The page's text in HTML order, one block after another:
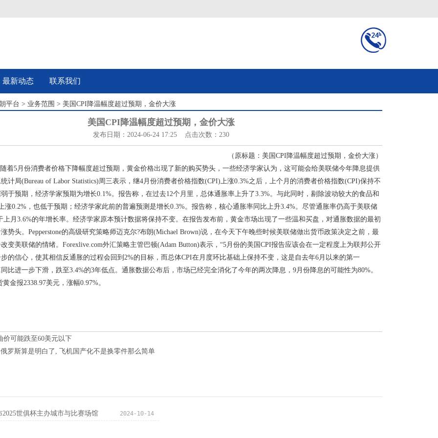
最新动态 联系我们
平台 > 业务范围 > 美国CPI降温幅度超过预期，金价大涨
美国CPI降温幅度超过预期，金价大涨
发布日期：2024-06-24 17:25 点击次数：230
（原标题：美国CPI降温幅度超过预期，金价大涨）
5月份消费者价格下降幅度超过预期，黄金价格出现了新的购买势头，一些经济学家认为，这可能会给美联储今年降息提供
计局(Bureau of Labor Statistics)周三表示，继4月份消费者价格指数(CPI)上涨0.3%之后，上个月的消费者价格指数(CPI)保持不
于预期，经济学家预期为增长0.1%。报告称，在过去12个月里，总体通胀率上升了3.3%。与此同时，剔除波动较大的食品和
涨0.2%，也低于预期；经济学家此前的普遍预测是增长0.3%。报告称，核心通胀率同比上升3.4%。尽管通胀率仍高于美联储
上月3.6%的年增长率。经济学家原本预计数据将保持不变。在报告发布前，黄金市场出现了一些温和买盘，对通胀数据的最初
势头。Pepperstone的高级研究策略师迈克尔?布朗(Michael Brown)说，在今天下午晚些时候美联储做出货币政策决定之前，最
变美联储的情绪。Forexlive.com外汇策略主管巴顿(Adam Button)表示，“5月份的美国CPI报告应该会在一定程度上为联邦公开
的信心，使其相信反通胀的过程会回到2%的目标，而总体CPI在月度环比基础上保持不变，这是自去年6月以来的第一
比进一步下滑，跌至3.4%的3年低点。通胀数据公布后，市场已经完全消化了今年的两次降息，9月份降息的可能性为80%。
金报2338.97美元，涨幅0.97%。
价可能跌至60美元以下
罗斯算是明白了, 飞机国产化不是换零件那么简单
世俱杯主办城市与比赛场馆 2024-10-14